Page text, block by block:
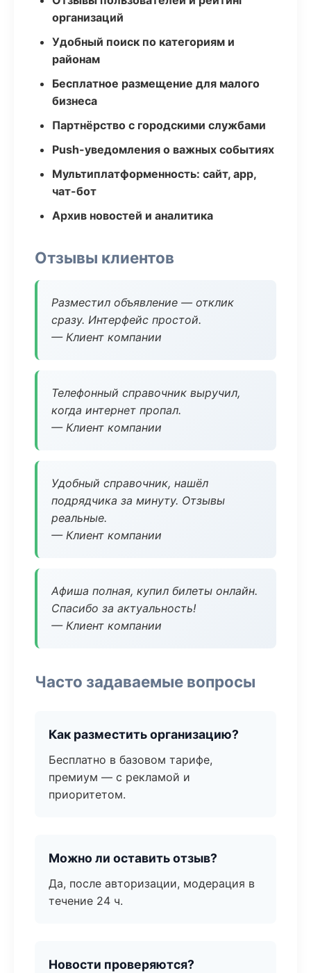
организаций
Удобный поиск по категориям и
районам
Бесплатное размещение для малого
бизнеса
Партнёрство с городскими службами
Push-уведомления о важных событиях
Мультиплатформенность: сайт, app,
чат-бот
Архив новостей и аналитика
Отзывы клиентов
Разместил объявление — отклик
сразу. Интерфейс простой.
— Клиент компании
Телефонный справочник выручил,
когда интернет пропал.
— Клиент компании
Удобный справочник, нашёл
подрядчика за минуту. Отзывы
реальные.
— Клиент компании
Афиша полная, купил билеты онлайн.
Спасибо за актуальность!
— Клиент компании
Часто задаваемые вопросы
Как разместить организацию?
Бесплатно в базовом тарифе,
премиум — с рекламой и
приоритетом.
Можно ли оставить отзыв?
Да, после авторизации, модерация в
течение 24 ч.
Новости проверяются?